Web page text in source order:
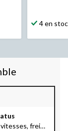
4 en
freins